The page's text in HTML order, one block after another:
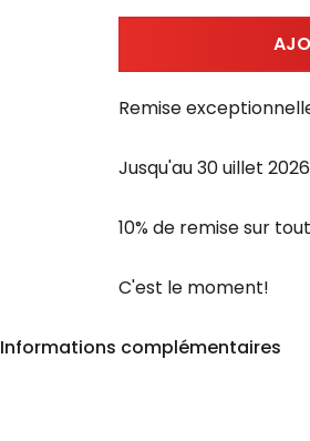
Remise
Jusqu'au 30 uillet 2026
10% de remise sur
C'est le moment!
Informations complémentaires